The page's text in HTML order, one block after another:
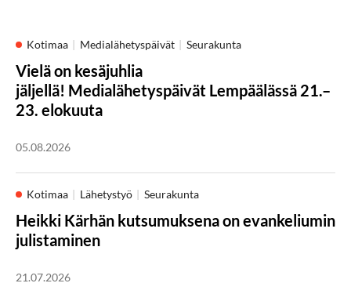
Kotimaa Medialähetyspäivät Seurakunta
Vielä on kesäjuhlia
jäljellä! Medialähetyspäivät Lempäälässä 21.–
23. elokuuta
05.08.2026
Kotimaa Lähetystyö Seurakunta
Heikki Kärhän kutsumuksena on evankeliumin
julistaminen
21.07.2026